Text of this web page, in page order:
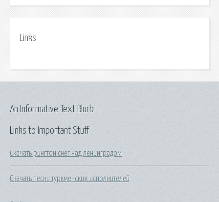
Links
Links to Important Stuff
Скачать рингтон снег над ленинградом
Скачать песни туркменских исполнителей
An Informative Text Blurb